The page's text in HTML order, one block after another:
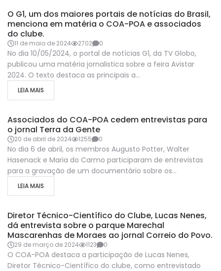
O G1, um dos maiores portais de notícias do Brasil,
menciona em matéria o COA-POA e associados
do clube.
11 de maio de 2024 2702 0
No dia 10/05/2024, o portal de notícias G1, da TV Globo,
publicou uma matéria jornalistica sobre a feira Avistar
2024. O texto destaca as principais a...
LEIA MAIS
Associados do COA-POA cedem entrevistas para
o jornal Terra da Gente
20 de abril de 2024 1255 0
No dia 6 de abril, os membros Augusto Potter, Walter
Hasenack e Maria do Carmo participaram de entrevistas
para a gravação de um documentário sobre os...
LEIA MAIS
Diretor Técnico-Científico do Clube, Lucas Nenes,
dá entrevista sobre o parque Marechal
Mascarenhas de Moraes ao jornal Correio do Povo.
29 de março de 2024 1123 0
O COA-POA destaca a participação de Lucas Nenes,
Diretor Técnico-Científico do clube, como entrevistado